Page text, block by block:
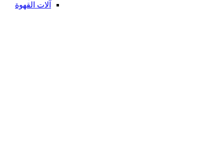
آلات القهوة